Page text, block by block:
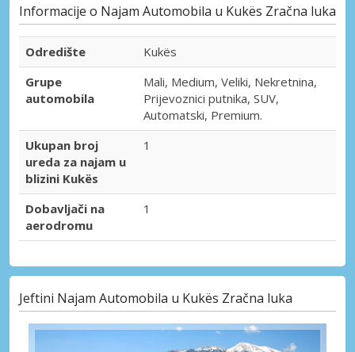
Informacije o Najam Automobila u Kukës Zračna luka
Odredište
Kukës
Grupe
automobila
Mali, Medium, Veliki, Nekretnina,
Prijevoznici putnika, SUV,
Automatski, Premium.
Ukupan broj
ureda za najam u
blizini Kukës
1
Dobavljači na
aerodromu
1
Jeftini Najam Automobila u Kukës Zračna luka